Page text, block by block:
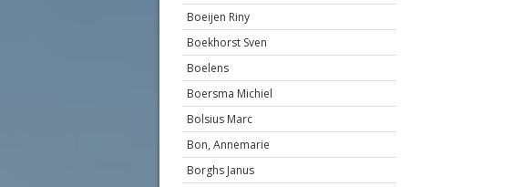
Boeijen Riny
Boekhorst Sven
Boelens
Boersma Michiel
Bolsius Marc
Bon, Annemarie
Borghs Janus